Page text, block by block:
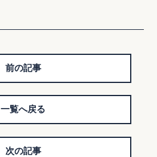
前の記事
一覧へ戻る
次の記事